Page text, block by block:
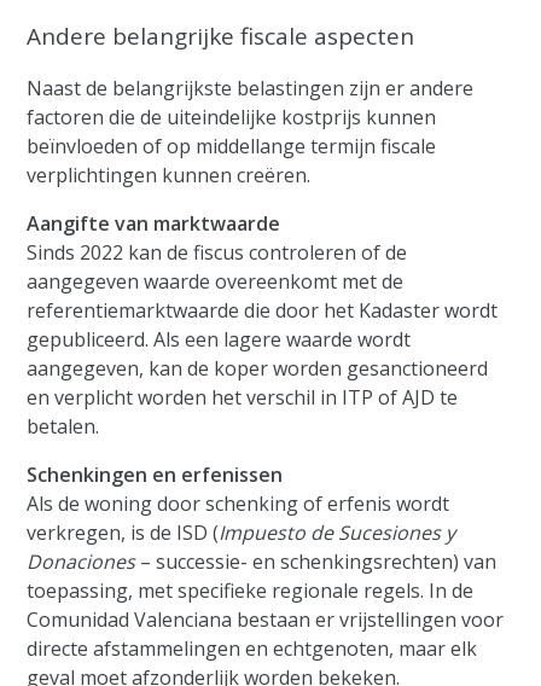
Andere belangrijke fiscale aspecten
Naast de belangrijkste belastingen zijn er andere
factoren die de uiteindelijke kostprijs kunnen
beïnvloeden of op middellange termijn fiscale
verplichtingen kunnen creëren.
Aangifte van marktwaarde
Sinds 2022 kan de fiscus controleren of de
aangegeven waarde overeenkomt met de
referentiemarktwaarde die door het Kadaster wordt
gepubliceerd. Als een lagere waarde wordt
aangegeven, kan de koper worden gesanctioneerd
en verplicht worden het verschil in ITP of AJD te
betalen.
Schenkingen en erfenissen
Als de woning door schenking of erfenis wordt
verkregen, is de ISD (Impuesto de Sucesiones y
Donaciones– successie- en schenkingsrechten) van
toepassing, met specifieke regionale regels. In de
Comunidad Valenciana bestaan er vrijstellingen voor
directe afstammelingen en echtgenoten, maar elk
geval moet afzonderlijk worden bekeken.